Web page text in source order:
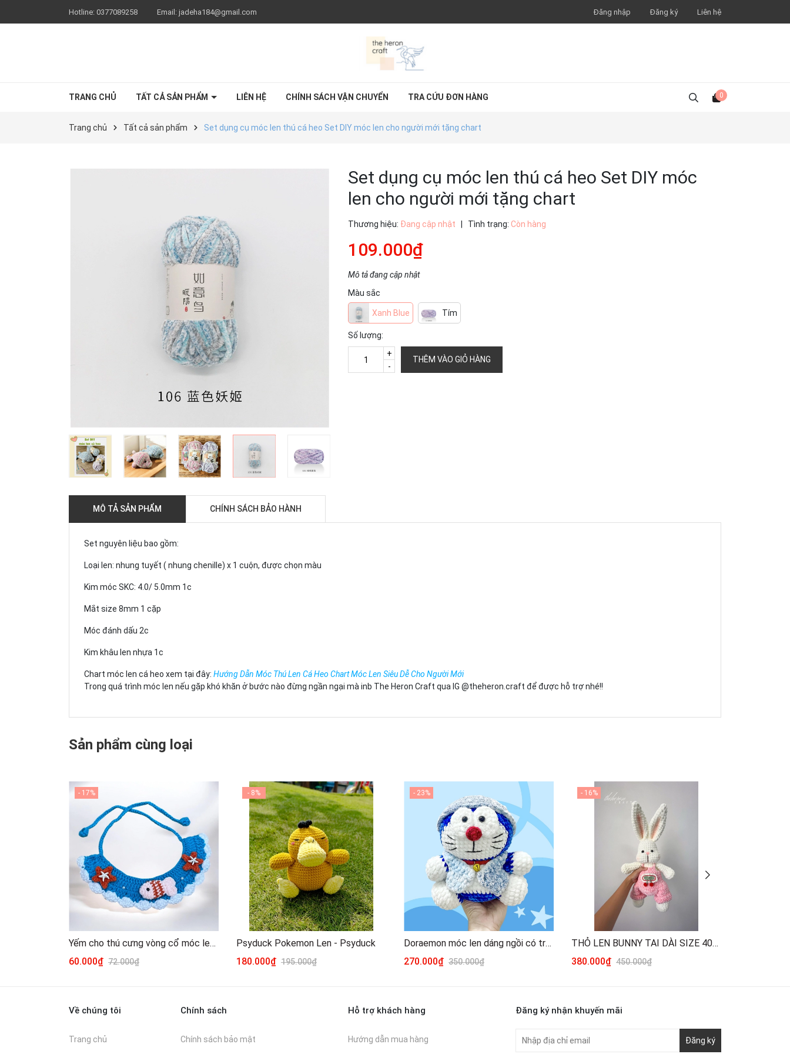
Hotline: 0377089258 Email: jadeha184@gmail.com Đăng nhập Đăng ký Liên hệ
TRANG CHỦ TẤT CẢ SẢN PHẨM LIÊN HỆ CHÍNH SÁCH VẬN CHUYỂN TRA CỨU ĐƠN HÀNG 0
Trang chủ Tất cả sản phẩm Set dụng cụ móc len thú cá heo Set DIY móc len cho người mới tặng chart
Set dụng cụ móc len thú cá heo Set DIY móc
len cho người mới tặng chart
Thương hiệu: Đang cập nhật Tình trạng: Còn hàng
109.000₫
Mô tả đang cập nhật
Màu sắc
Xanh Blue Tím
Số lượng:
-
+
THÊM VÀO GIỎ HÀNG
MÔ TẢ SẢN PHẨM CHÍNH SÁCH BẢO HÀNH
Set nguyên liệu bao gồm:
Loại len: nhung tuyết ( nhung chenille) x 1 cuộn, được chọn màu
Kim móc SKC: 4.0/ 5.0mm 1c
Mắt size 8mm 1 cặp
Móc đánh dấu 2c
Kim khâu len nhựa 1c
Chart móc len cá heo xem tại đây: Hướng Dẫn Móc Thú Len Cá Heo Chart Móc Len Siêu Dễ Cho Người Mới
Trong quá trình móc len nếu gặp khó khăn ở bước nào đừng ngần ngại mà inb The Heron Craft qua IG @theheron.craft để được hỗ trợ nhé!!
Sản phẩm cùng loại
- 17%
Yếm cho thú cưng vòng cổ móc len dành cho chó mèo
60.000₫ 72.000₫
- 8%
Psyduck Pokemon Len - Psyduck
180.000₫ 195.000₫
- 23%
Doraemon móc len dáng ngồi có trang phục
270.000₫ 350.000₫
- 16%
THỎ LEN BUNNY TAI DÀI SIZE 40CM
380.000₫ 450.000₫
Về chúng tôi
Trang chủ
Chính sách
Chính sách bảo mật
Hỗ trợ khách hàng
Hướng dẫn mua hàng
Đăng ký nhận khuyến mãi
Đăng ký